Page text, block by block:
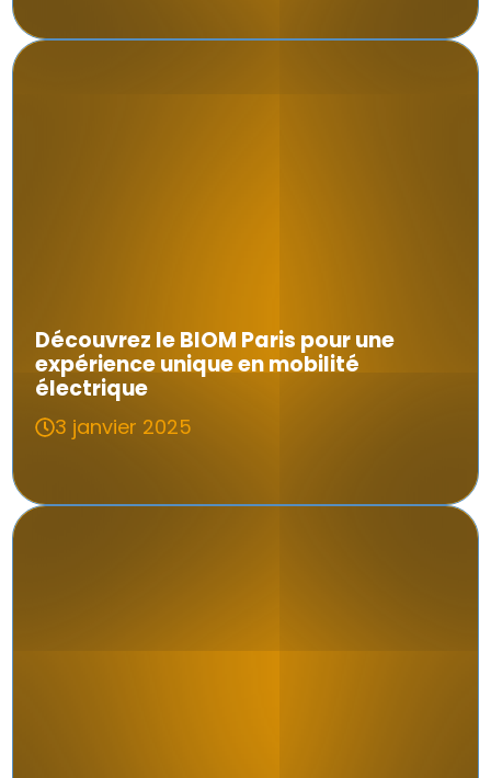
Découvrez le BIOM Paris pour une
expérience unique en mobilité
électrique
3 janvier 2025